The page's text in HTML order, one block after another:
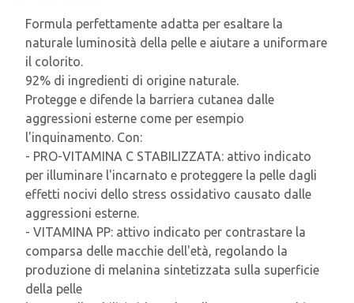
Formula perfettamente adatta per esaltare la
naturale luminosità della pelle e aiutare a uniformare
il colorito.
92% di ingredienti di origine naturale.
Protegge e difende la barriera cutanea dalle
aggressioni esterne come per esempio
l'inquinamento. Con:
- PRO-VITAMINA C STABILIZZATA: attivo indicato
per illuminare l'incarnato e proteggere la pelle dagli
effetti nocivi dello stress ossidativo causato dalle
aggressioni esterne.
- VITAMINA PP: attivo indicato per contrastare la
comparsa delle macchie dell'età, regolando la
produzione di melanina sintetizzata sulla superficie
della pelle